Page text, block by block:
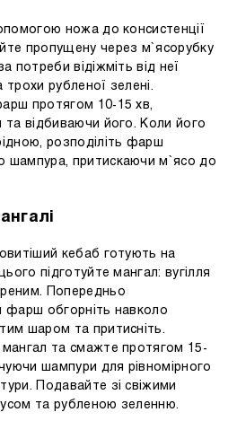
ножа до консистенції
пропущену через м`ясорубку
потреби відіжміть від неї
трохи рубленої зелені.
протягом 10-15 хв,
та відбиваючи його. Коли його
розподіліть фарш
шампура, притискаючи м`ясо до
кебаб готують на
підготуйте мангал: вугілля
Попередньо
фарш обгорніть навколо
шаром та притисніть.
мангал та смажте протягом 15-
шампури для рівномірного
Подавайте зі свіжими
та рубленою зеленню.